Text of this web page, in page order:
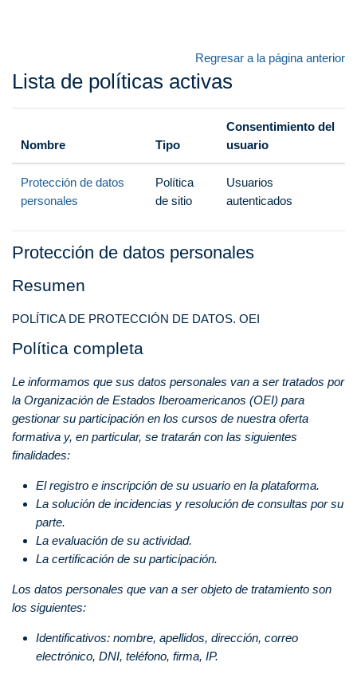
Regresar a la página anterior
Lista de políticas activas
Nombre Tipo
Consentimiento del
usuario
Protección de datos
personales
Política
de sitio
Usuarios
autenticados
Protección de datos personales
Resumen
POLÍTICA DE PROTECCIÓN DE DATOS. OEI
Política completa
Le informamos que sus datos personales van a ser tratados por
la Organización de Estados Iberoamericanos (OEI) para
gestionar su participación en los cursos de nuestra oferta
formativa y, en particular, se tratarán con las siguientes
finalidades:
El registro e inscripción de su usuario en la plataforma.
La solución de incidencias y resolución de consultas por su
parte.
La evaluación de su actividad.
La certificación de su participación.
Los datos personales que van a ser objeto de tratamiento son
los siguientes:
Identificativos: nombre, apellidos, dirección, correo
electrónico, DNI, teléfono, firma, IP.